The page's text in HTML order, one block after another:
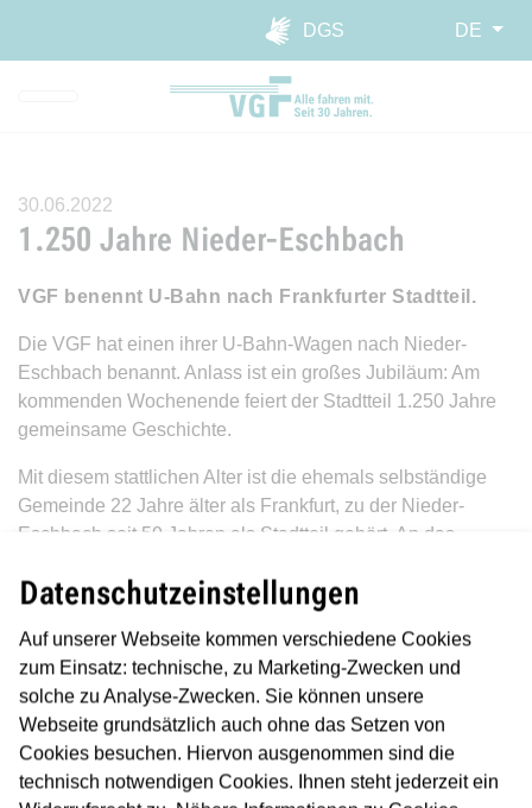
Direkt zur Hauptnavigation
Direkt zum Inhalt springen
Webseiten-Barriere melden
DGS
DE
30.06.2022
1.250 Jahre Nieder-Eschbach
VGF benennt U-Bahn nach Frankfurter Stadtteil.
Die VGF hat einen ihrer U-Bahn-Wagen nach Nieder-
Eschbach benannt. Anlass ist ein großes Jubiläum: Am
kommenden Wochenende feiert der Stadtteil 1.250 Jahre
gemeinsame Geschichte.
Mit diesem stattlichen Alter ist die ehemals selbständige
Gemeinde 22 Jahre älter als Frankfurt, zu der Nieder-
Eschbach seit 50 Jahren als Stadtteil gehört. An das
mehr als 110 Jahren angeschlossen: Am 4. Mai 1910 war
Homburg-Gonzenheim. Seit 19. Dezember 1971 ist
Nieder-Eschbach auch Teil des Stadtbahn-Netzes – der
Umbau der ehemaligen Tram-Trasse war die erste
Netzerweiterung nach Inbetriebnahme der Frankfurter U-
Bahn im Oktober 1968.
Datenschutzeinstellungen
Auf unserer Webseite kommen verschiedene Cookies
zum Einsatz: technische, zu Marketing-Zwecken und
solche zu Analyse-Zwecken. Sie können unsere
Webseite grundsätzlich auch ohne das Setzen von
Cookies besuchen. Hiervon ausgenommen sind die
technisch notwendigen Cookies. Ihnen steht jederzeit ein